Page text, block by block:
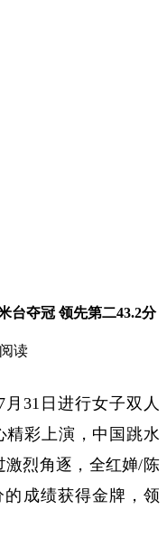
台夺冠 领先第二43.2分
阅读
31日进行女子双人
精彩上演，中国跳水
激烈角逐，全红婵/陈
的成绩获得金牌，领